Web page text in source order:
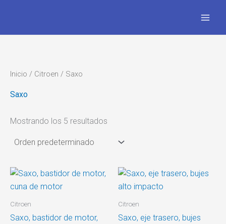
Inicio / Citroen / Saxo
Saxo
Mostrando los 5 resultados
Citroen
Saxo, bastidor de motor,
Citroen
Saxo, eje trasero, bujes